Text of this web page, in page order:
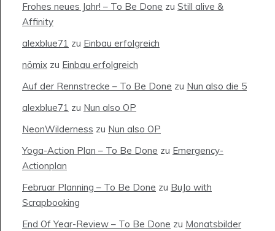
Frohes neues Jahr! – To Be Done zu Still alive &
Affinity
alexblue71 zu Einbau erfolgreich
nömix zu Einbau erfolgreich
Auf der Rennstrecke – To Be Done zu Nun also die 5
alexblue71 zu Nun also OP
NeonWilderness zu Nun also OP
Yoga-Action Plan – To Be Done zu Emergency-
Actionplan
Februar Planning – To Be Done zu BuJo with
Scrapbooking
End Of Year-Review – To Be Done zu Monatsbilder